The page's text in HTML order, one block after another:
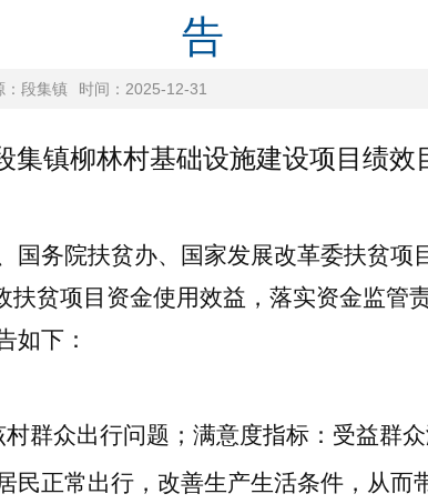
告
：段集镇 时间：2025-12-31
集镇柳林村基础设施建设项目 绩效
国务院扶贫办、国家发展改革委扶贫项
扶贫项目资金使用效益，落实资金监管
如下：
群众出行问题；满意度指标：受益群众
民正常出行，改善生产生活条件，从而